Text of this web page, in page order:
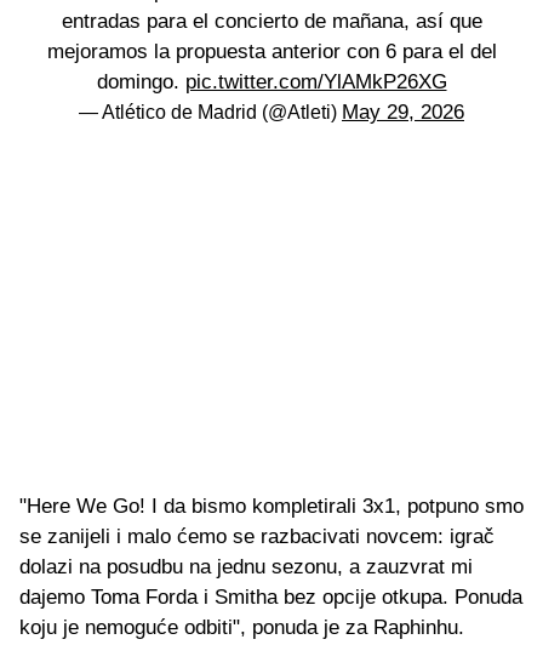
entradas para el concierto de mañana, así que
mejoramos la propuesta anterior con 6 para el del
domingo. pic.twitter.com/YlAMkP26XG
— Atlético de Madrid (@Atleti) May 29, 2026
"Here We Go! I da bismo kompletirali 3x1, potpuno smo
se zanijeli i malo ćemo se razbacivati novcem: igrač
dolazi na posudbu na jednu sezonu, a zauzvrat mi
dajemo Toma Forda i Smitha bez opcije otkupa. Ponuda
koju je nemoguće odbiti", ponuda je za Raphinhu.